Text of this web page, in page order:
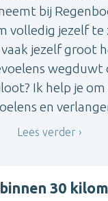
bij
volledig jezelf te
jezelf groot
wegduwt
Ik help je
en
Lees verder
30